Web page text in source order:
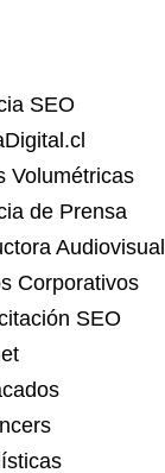
SEO
Volumétricas
de Prensa
Audiovisual
Corporativos
SEO